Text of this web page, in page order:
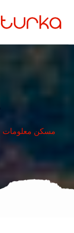
مسكن معلومات